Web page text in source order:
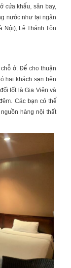
cửa khẩu, sân bay,
nước như tại ngân
Nội), Lê Thánh Tôn
ở. Để cho thuận
hai khách sạn bên
tốt là Gia Viên và
Các bạn có thể
hàng nội thất